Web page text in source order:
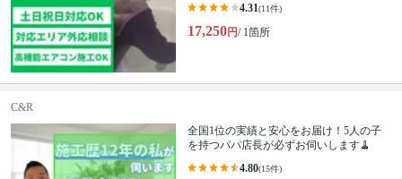
4.31(11件)
17,250円/ 1箇所
C&R
全国1位の実績と安心をお届け！5人の子
を持つパパ店長が必ずお伺いします🧹
4.80(15件)